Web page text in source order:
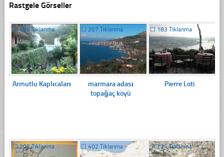
Rastgele Görseller
☐186 Tıklanma
Armutlu Kaplıcaları
☐ 207 Tıklanma
marmara adası
topağaç köyü
☐ 183 Tıklanma
Pierre Loti
☐202 Tıklanma ☐402 Tıklanma ☐234 Tıklanma